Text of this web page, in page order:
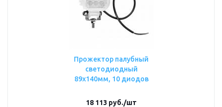
Прожектор палубный
светодиодный
89х140мм, 10 диодов
18 113 руб./шт